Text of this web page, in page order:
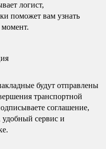
логист,
поможет вам узнать
будут отправлены
транспортной
соглашение,
удобный сервис и